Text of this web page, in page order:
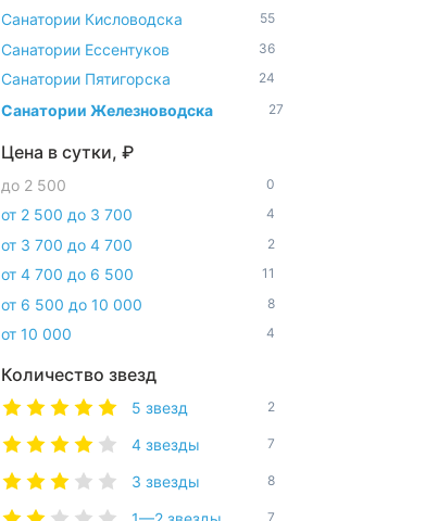
Санатории Кисловодска 55
Санатории Ессентуков 36
Санатории Пятигорска 24
Санатории Железноводска 27
Цена в сутки, ₽
до 2 500 0
от 2 500 до 3 700 4
от 3 700 до 4 700 2
от 4 700 до 6 500 11
от 6 500 до 10 000 8
от 10 000 4
Количество звезд
5 звезд 2
4 звезды 7
3 звезды 8
7